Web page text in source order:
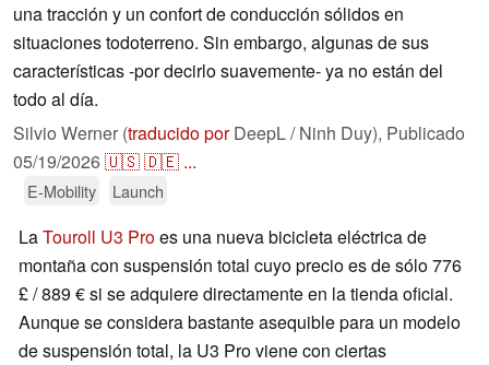
una tracción y un confort de conducción sólidos en
situaciones todoterreno. Sin embargo, algunas de sus
características -por decirlo suavemente- ya no están del
todo al día.
Silvio Werner (traducido porDeepL / Ninh Duy), Publicado
05/19/2026🇺🇸🇩🇪 ...
E-Mobility Launch
LaTouroll U3 Proes una nueva bicicleta eléctrica de
montaña con suspensión total cuyo precio es de sólo 776
£ / 889 € si se adquiere directamente en la tienda oficial.
Aunque se considera bastante asequible para un modelo
de suspensión total, la U3 Pro viene con ciertas